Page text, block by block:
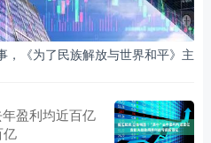
，《为了民族解放与世界和平》主
盈利均近百亿
亿